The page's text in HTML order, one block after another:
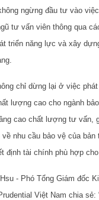
ngừng đầu tư vào
tư vấn viên thông qua
triển năng lực và xây
chỉ dừng lại ở việc
lượng cao cho ngành
cao chất lượng tư vấn,
về nhu cầu bảo vệ của bản
định tài chính phù hợp
- Phó Tổng Giám đốc
Việt Nam chia sẻ: